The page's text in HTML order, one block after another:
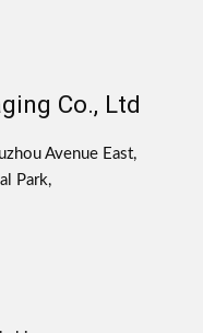
Co., Ltd
Avenue East,
Park,